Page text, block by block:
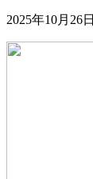
2025年10月26日